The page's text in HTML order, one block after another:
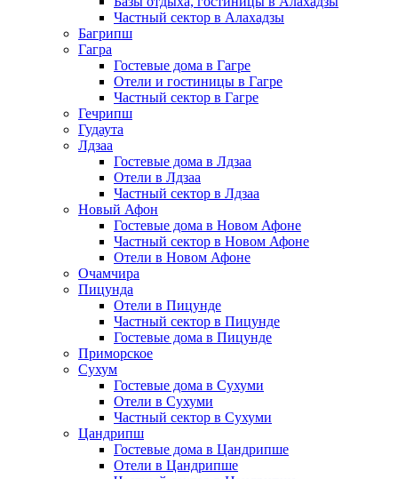
Частный сектор в Алахадзы
Багрипш
Гагра
Гостевые дома в Гагре
Отели и гостиницы в Гагре
Частный сектор в Гагре
Гечрипш
Гудаута
Лдзаа
Гостевые дома в Лдзаа
Отели в Лдзаа
Частный сектор в Лдзаа
Новый Афон
Гостевые дома в Новом Афоне
Частный сектор в Новом Афоне
Отели в Новом Афоне
Очамчира
Пицунда
Отели в Пицунде
Частный сектор в Пицунде
Гостевые дома в Пицунде
Приморское
Сухум
Гостевые дома в Сухуми
Отели в Сухуми
Частный сектор в Сухуми
Цандрипш
Гостевые дома в Цандрипше
Отели в Цандрипше